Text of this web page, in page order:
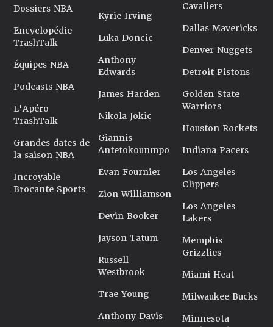
Dossiers NBA
Encyclopédie
TrashTalk
Équipes NBA
Podcasts NBA
L'Apéro
TrashTalk
Grandes dates de
la saison NBA
Incroyable
Brocante Sports
Kyrie Irving
Luka Doncic
Anthony
Edwards
James Harden
Nikola Jokic
Giannis
Antetokounmpo
Evan Fournier
Zion Williamson
Devin Booker
Jayson Tatum
Russell
Westbrook
Trae Young
Anthony Davis
Cavaliers
Dallas Mavericks
Denver Nuggets
Detroit Pistons
Golden State
Warriors
Houston Rockets
Indiana Pacers
Los Angeles
Clippers
Los Angeles
Lakers
Memphis
Grizzlies
Miami Heat
Milwaukee Bucks
Minnesota